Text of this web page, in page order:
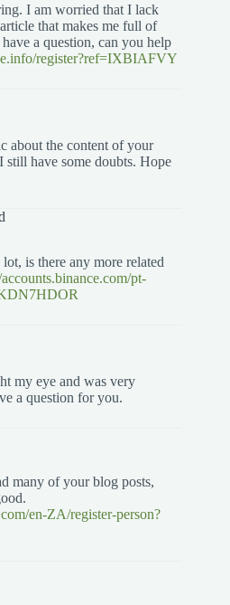
I am worried that I lack
that makes me full of
a question, can you help
register?ref=IXBIAFVY
about the content of your
have some doubts. Hope
is there any more related
pt-
my eye and was very
a question for you.
many of your blog posts,
en-ZA/register-person?